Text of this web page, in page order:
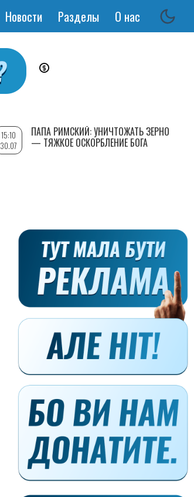
Основная
Новости Разделы О нас
15:10
30.07
ПАПА РИМСКИЙ: УНИЧТОЖАТЬ ЗЕРНО
— ТЯЖКОЕ ОСКОРБЛЕНИЕ БОГА